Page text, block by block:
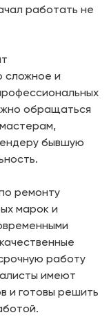
работать не
сложное и
обращаться
бывшую
ремонту
марок и
работу
имеют
и готовы решить